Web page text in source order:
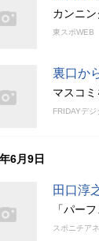
カンニ
東スポWEB
裏口か
マスコ
FRIDAYデジ
6月9日
田口淳
「パー
スポニチア